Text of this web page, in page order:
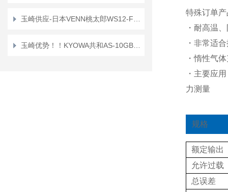
特殊订单产
・耐高温
・非常适
・惰性气
・主要应用
力测量
规格
额定输出
允许过载
总误差